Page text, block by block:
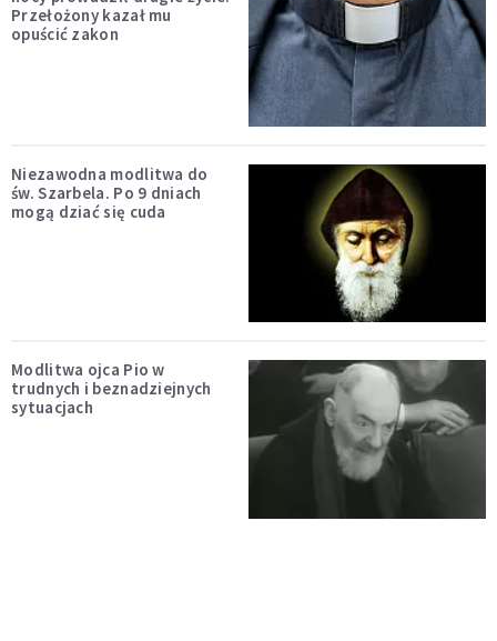
Przełożony kazał mu
opuścić zakon
Niezawodna modlitwa do
św. Szarbela. Po 9 dniach
mogą dziać się cuda
Modlitwa ojca Pio w
trudnych i beznadziejnych
sytuacjach